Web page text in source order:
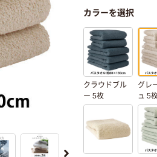
カラーを選択
クラウドブル
ー 5枚
グレ
ュ 5